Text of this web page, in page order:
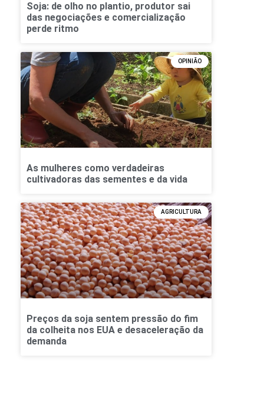
Soja: de olho no plantio, produtor sai
das negociações e comercialização
perde ritmo
OPINIÃO
As mulheres como verdadeiras
cultivadoras das sementes e da vida
AGRICULTURA
Preços da soja sentem pressão do fim
da colheita nos EUA e desaceleração da
demanda